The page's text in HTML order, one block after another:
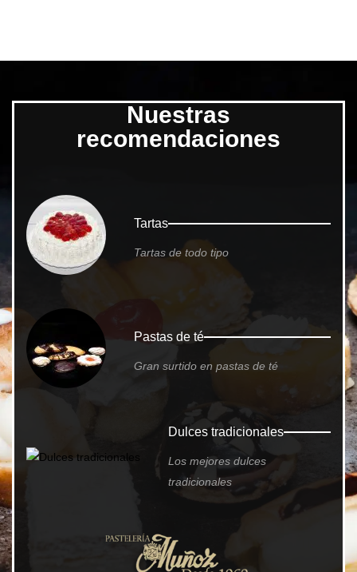
Nuestras
recomendaciones
Tartas
Tartas de todo tipo
Pastas de té
Gran surtido en pastas de té
Dulces tradicionales
Los mejores dulces
tradicionales